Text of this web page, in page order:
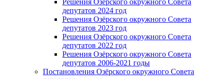
Решения Озёрского окружного Совета
депутатов 2024 год
Решения Озёрского окружного Совета
депутатов 2023 год
Решения Озёрского окружного Совета
депутатов 2022 год
Решения Озёрского окружного Совета
депутатов 2006-2021 годы
Постановления Озёрского окружного Совета